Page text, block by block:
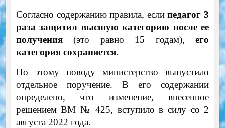
Согласно содержанию правила, еслипедагог 3
раза защитил высшую категорию после ее
получения(это равно 15 годам),его
категория сохраняется.
По этому поводу министерство выпустило
отдельное поручение. В его содержании
определено, что изменение, внесенное
решением ВМ № 425, вступило в силу со 2
августа 2022 года.